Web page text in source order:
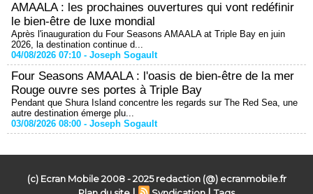
AMAALA : les prochaines ouvertures qui vont redéfinir
le bien-être de luxe mondial
Après l'inauguration du Four Seasons AMAALA at Triple Bay en juin
2026, la destination continue d...
04/08/2026 07:10 - Joseph Sogault
Four Seasons AMAALA : l'oasis de bien-être de la mer
Rouge ouvre ses portes à Triple Bay
Pendant que Shura Island concentre les regards sur The Red Sea, une
autre destination émerge plu...
03/08/2026 08:00 - Joseph Sogault
(c) Ecran Mobile 2008 - 2025 redaction (@) ecranmobile.fr